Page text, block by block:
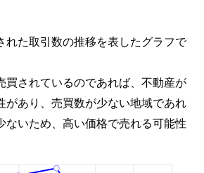
れた取引数の推移を表したグラフで
買されているのであれば、不動産が
があり、売買数が少ない地域であれ
ないため、高い価格で売れる可能性